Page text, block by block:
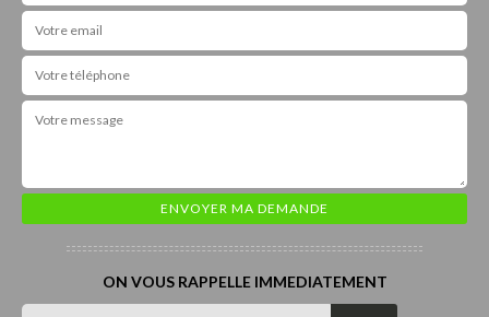
ON VOUS RAPPELLE IMMEDIATEMENT